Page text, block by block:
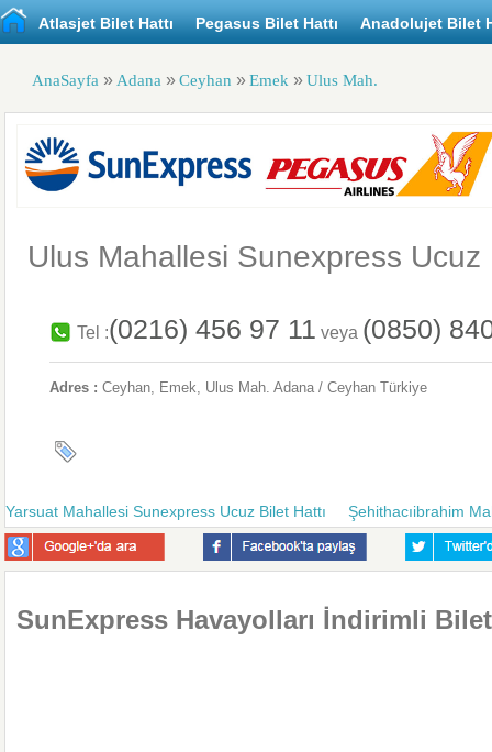
Atlasjet Bilet Hattı Pegasus Bilet Hattı Anadolujet Bilet
AnaSayfa » Adana »Ceyhan »Emek »Ulus Mah.
Ulus Mahallesi Sunexpress Ucuz
Tel :(0216) 456 97 11 veya (0850)
Adres : Ceyhan , Emek, Ulus Mah. Adana / Ceyhan Türkiye
Yarsuat Mahallesi Sunexpress Ucuz Bilet Hattı Şehithacıibrahim
SunExpress Havayolları İndirimli